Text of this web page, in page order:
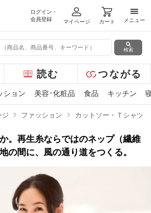
ログイン・
会員登録
マイページ カート
メニ
メニュー
検索
読む つながる
ション 美容･化粧品 食品 キッチン
ジ ファッション カットソー・Ｔシャツ
。再生糸ならではのネップ（繊維
の間に、風の通り道をつくる。